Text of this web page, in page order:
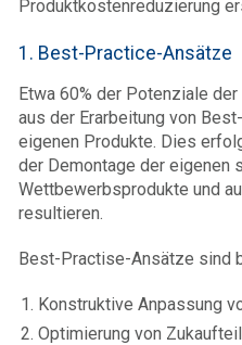
Produktkostenreduzierung
1. Best-Practice-Ansätze
Etwa 60% der Potenziale
aus der Erarbeitung von
eigenen Produkte. Dies
der Demontage der eigenen
Wettbewerbsprodukte und
resultieren.
Best-Practise-Ansätze sind
Konstruktive Anpassung
Optimierung von